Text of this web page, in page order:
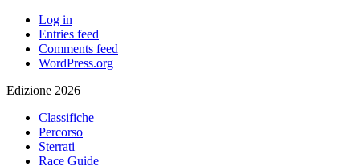
Log in
Entries feed
Comments feed
WordPress.org
Edizione 2026
Classifiche
Percorso
Sterrati
Race Guide